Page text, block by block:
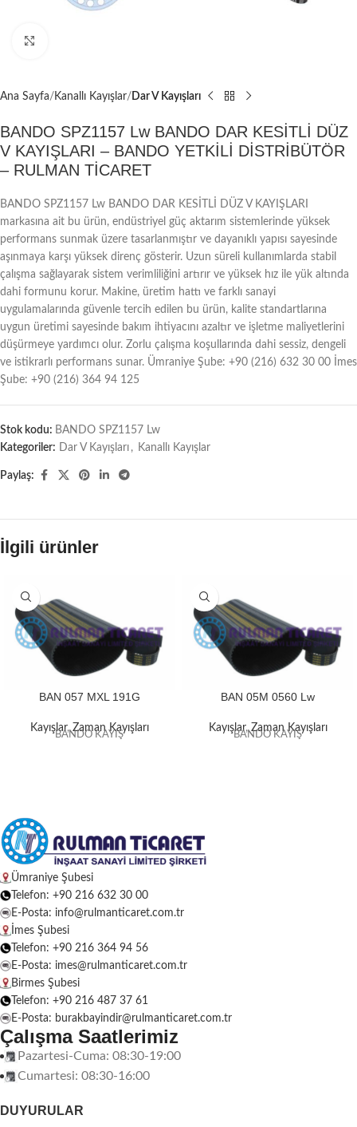
Ana Sayfa Kanallı Kayışlar Dar V Kayışları
BANDO SPZ1157 Lw BANDO DAR KESİTLİ DÜZ
V KAYIŞLARI – BANDO YETKİLİ DİSTRİBÜTÖR
– RULMAN TİCARET
BANDO SPZ1157 Lw BANDO DAR KESİTLİ DÜZ V KAYIŞLARI
markasına ait bu ürün, endüstriyel güç aktarım sistemlerinde yüksek
performans sunmak üzere tasarlanmıştır ve dayanıklı yapısı sayesinde
aşınmaya karşı yüksek direnç gösterir. Uzun süreli kullanımlarda stabil
çalışma sağlayarak sistem verimliliğini artırır ve yüksek hız ile yük altında
dahi formunu korur. Makine, üretim hattı ve farklı sanayi
uygulamalarında güvenle tercih edilen bu ürün, kalite standartlarına
uygun üretimi sayesinde bakım ihtiyacını azaltır ve işletme maliyetlerini
düşürmeye yardımcı olur. Zorlu çalışma koşullarında dahi sessiz, dengeli
ve istikrarlı performans sunar. Ümraniye Şube: +90 (216) 632 30 00 İmes
Şube: +90 (216) 364 94 125
Stok kodu: BANDO SPZ1157 Lw
Kategoriler:
Dar V Kayışları , Kanallı Kayışlar
Paylaş:
İlgili ürünler
BAN 057 MXL 191G
Kayışlar,Zaman Kayışları
BANDO KAYIŞ
BAN 05M 0560 Lw
Kayışlar,Zaman Kayışları
BANDO KAYIŞ
Ümraniye Şubesi
Telefon: +90 216 632 30 00
E-Posta: info@rulmanticaret.com.tr
İmes Şubesi
Telefon: +90 216 364 94 56
E-Posta: imes@rulmanticaret.com.tr
Birmes Şubesi
Telefon: +90 216 487 37 61
E-Posta: burakbayindir@rulmanticaret.com.tr
Çalışma Saatlerimiz
Pazartesi-Cuma: 08:30-19:00
Cumartesi: 08:30-16:00
DUYURULAR